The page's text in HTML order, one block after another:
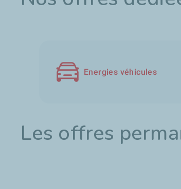
Energies véhicules
Les offres